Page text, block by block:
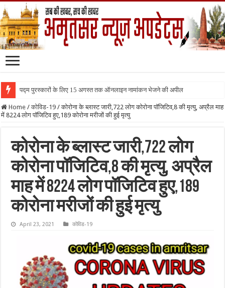
पद्म पुरस्कारों के लिए 15 अगस्त तक ऑनलाइन नामांकन भेजने की अपील
Home / कोविड-19 / कोरोना के ब्लास्ट जारी,722 लोग कोरोना पॉजिटिव,8 की मृत्यु, अप्रैल माह
में 8224 लोग पॉजिटिव हुए,189 कोरोना मरीजों की हुई मृत्यु
कोरोना के ब्लास्ट जारी,722 लोग
कोरोना पॉजिटिव,8 की मृत्यु, अप्रैल
माह में 8224 लोग पॉजिटिव हुए,189
कोरोना मरीजों की हुई मृत्यु
April 23, 2021 कोविड-19